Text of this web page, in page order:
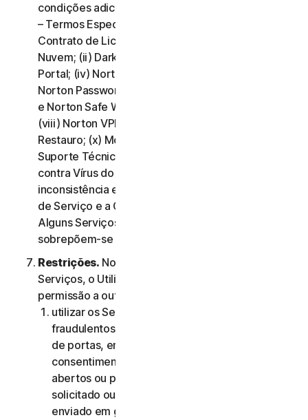
condições adicionais, estabelecidos na Cláusula 4.ª
– Termos Específicos de Alguns Serviços do
Contrato de Licença e Serviços: (i) Backup na
Nuvem; (ii) Dark Web Monitoring; (iii) Norton Credit
Portal; (iv) Norton Family e Controlo Parental; (v)
Norton Password Manager; (vi) Norton Safe Search
e Norton Safe Web; (vii) Norton Small Business;
(viii) Norton VPN (ix) Serviços de Suporte de
Restauro; (x) Monitorização de Redes Sociais e (xi)
Suporte Técnico (incluindo Promessa de Proteção
contra Vírus do Norton). Em caso de conflito ou
inconsistência entre a Cláusula 2.ª – Termos Gerais
de Serviço e a Cláusula 4.ª – Termos Específicos de
Alguns Serviços, os termos da Cláusula 4.ª
sobrepõem-se aos da Cláusula 2.ª.
Restrições. No que diz respeito à utilização dos
Serviços, o Utilizador não pode, nem pode dar
permissão a outra pessoa para:
utilizar os Serviços para quaisquer fins
fraudulentos, incluindo, sem limitação, análise
de portas, envio de spam, envio de e-mails de
consentimento, análise de reencaminhamentos
abertos ou proxies abertos, envio de e-mail não
solicitado ou qualquer versão ou tipo de e-mail
enviado em grandes quantidades (mesmo que o